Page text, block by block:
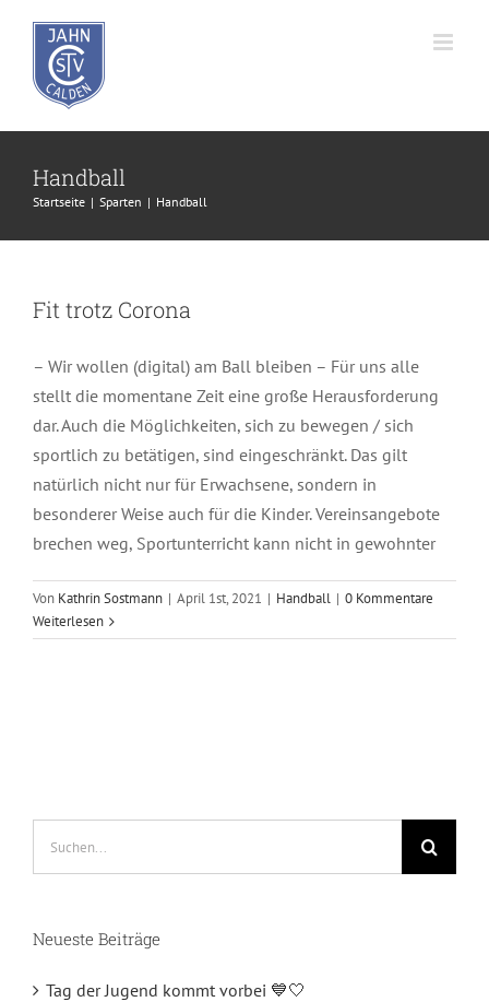
springen
Handball
Startseite Sparten Handball
Fit trotz Corona
– Wir wollen (digital) am Ball bleiben – Für uns alle
stellt die momentane Zeit eine große Herausforderung
dar. Auch die Möglichkeiten, sich zu bewegen / sich
sportlich zu betätigen, sind eingeschränkt. Das gilt
natürlich nicht nur für Erwachsene, sondern in
besonderer Weise auch für die Kinder. Vereinsangebote
brechen weg, Sportunterricht kann nicht in gewohnter
Von Kathrin Sostmann | April 1st, 2021 | Handball | 0 Kommentare
Weiterlesen
Neueste Beiträge
Tag der Jugend kommt vorbei 💙🤍